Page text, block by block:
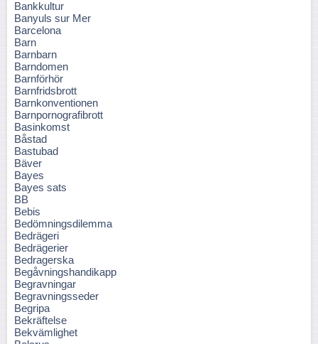
Bankkultur
Banyuls sur Mer
Barcelona
Barn
Barnbarn
Barndomen
Barnförhör
Barnfridsbrott
Barnkonventionen
Barnpornografibrott
Basinkomst
Båstad
Bastubad
Bäver
Bayes
Bayes sats
BB
Bebis
Bedömningsdilemma
Bedrägeri
Bedrägerier
Bedragerska
Begåvningshandikapp
Begravningar
Begravningsseder
Begripa
Bekräftelse
Bekvämlighet